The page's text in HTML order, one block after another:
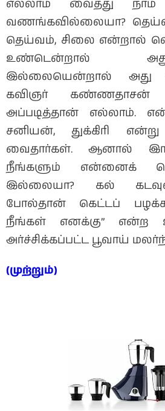
எல்லாம் வைத்து நாம்
வணங்கவில்லையா?
தெய்வம், சிலை என்றால்
உண்டென்றால்
இல்லையென்றால்
கவிஞர் கண்ணதாசன்
அப்படித்தான் எல்லாம்.
சனியன், துக்கிரி
வைதார்கள். ஆனால்
நீங்களும் என்னைக்
இல்லையா? கல்
போல்தான் கெட்டப்
நீங்கள் எனக்கு” என்ற
அர்ச்சிக்கப்பட்ட பூவாய்
(முற்றும்)